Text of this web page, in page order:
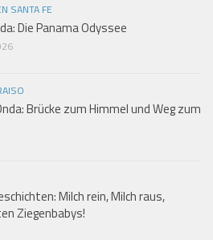
SANTA FE
Die Panama Odyssee
Brücke zum Himmel und Weg zum
Milch rein, Milch raus,
Ziegenbabys!